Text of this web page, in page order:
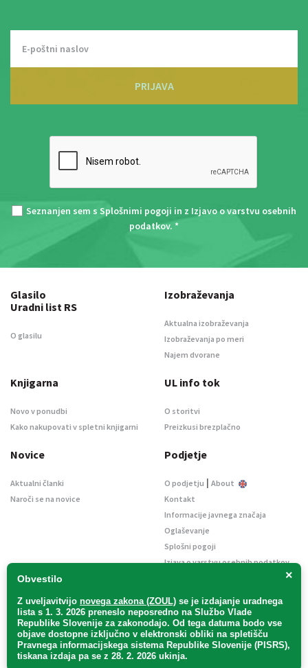
PRIJAVA
Seznanjen sem s Splošnimi pogoji in z Izjavo o varstvu osebnih
podatkov. *
×
Obvestilo
Z uveljavitvijo novega zakona (ZOUL) se je izdajanje uradnega
lista s 1. 3. 2026 preneslo neposredno na Službo Vlade
Republike Slovenije za zakonodajo. Od tega datuma bodo vse
objave dostopne izključno v elektronski obliki na spletišču
Pravnega informacijskega sistema Republike Slovenije (PISRS),
tiskana izdaja pa se z 28. 2. 2026 ukinja.
Glasilo
Uradni list RS
O glasilu
Izobraževanja
Aktualna izobraževanja
Izobraževanja po meri
Najem dvorane
Knjigarna
Novo v ponudbi
Kako nakupovati v spletni knjigarni
UL info tok
O storitvi
Preizkusi brezplačno
Novice
Aktualni članki
Naroči se na novice
Podjetje
O podjetju | About
Kontakt
Informacije javnega značaja
Oglaševanje
Splošni pogoji
Izjava o varstvu osebnih podatkov
Uradni list d. o. o. – v likvidaciji / Vse pravice pridržane.